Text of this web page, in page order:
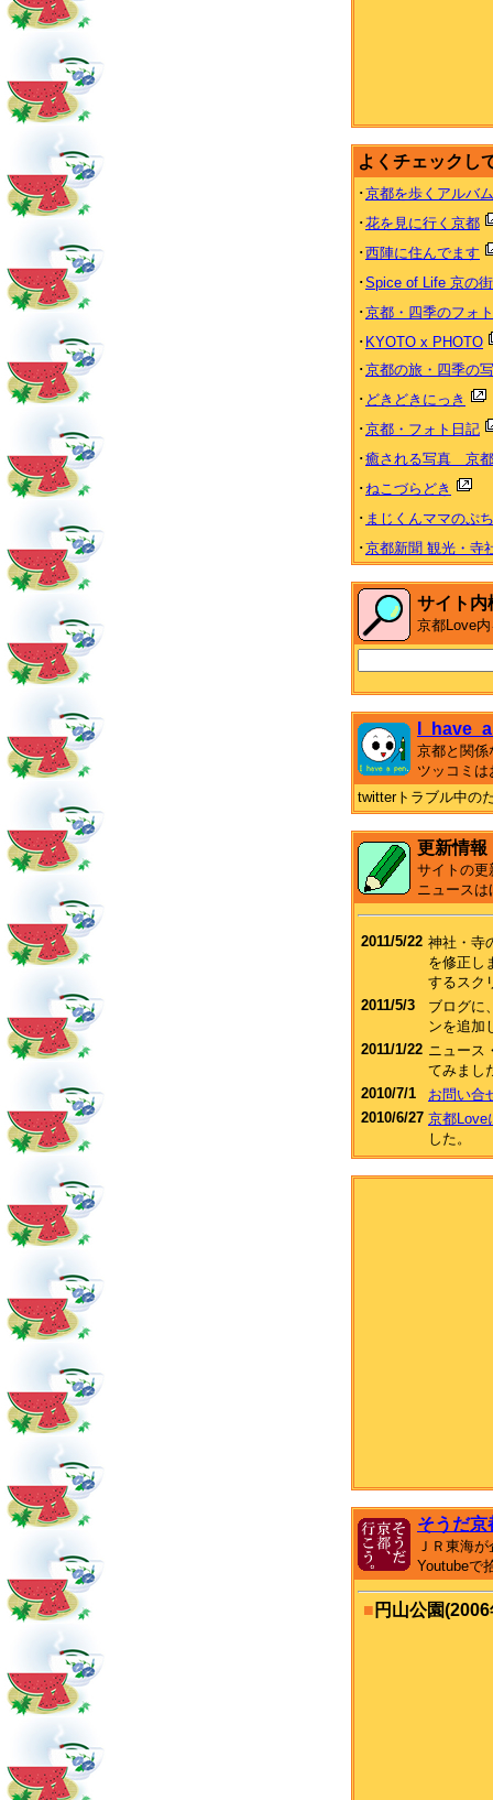
よくチェックし
･京都を歩くアルバム
･花を見に行く京都
･西陣に住んでます
･Spice of Life 京の
･京都・四季のフォ
･ KYOTO x PHOTO
･京都の旅・四季の
･ どきどきにっき
･京都・フォト日記
･癒される写真 京
･ねこづらどき
･ まじくんママのぷ
･京都新聞 観光・寺
サイト内
京都Love
京都と関係
ツッコミ
twitterトラブル中の
更新情報
サイトの更
ニュース
2011/5/22 神社・寺
を修正し
するスク
2011/5/3
ブログに
ンを追加
2011/1/22 ニュース
てみまし
2010/7/1
お問い合
2010/6/27 京都Love
した。
そうだ京
ＪＲ東海
Youtubeで
■ 円山公園